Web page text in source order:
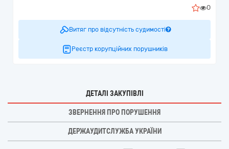
0
Витяг про відсутність судимості
Реєстр корупційних порушників
ДЕТАЛІ ЗАКУПІВЛІ
ЗВЕРНЕННЯ ПРО ПОРУШЕННЯ
ДЕРЖАУДИТСЛУЖБА УКРАЇНИ